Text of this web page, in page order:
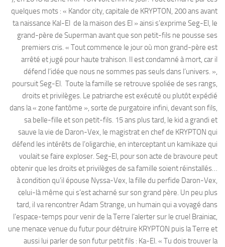
quelques mots : « Kandor city, capitale de KRYPTON, 200 ans avant
ta naissance Kal-El de la maison des El » ainsi s’exprime Seg-El, le
grand-père de Superman avant que son petit-fils ne pousse ses
premiers cris. « Tout commence le jour où mon grand-père est
arrêté et jugé pour haute trahison. Il est condamné à mort, car il
défend l’idée que nous ne sommes pas seuls dans l’univers. »,
poursuit Seg-El. Toute la famille se retrouve spoliée de ses rangs,
droits et privilèges. Le patriarche est exécuté ou plutôt expédié
dans la « zone fantôme », sorte de purgatoire infini, devant son fils,
sa belle-fille et son petit-fils. 15 ans plus tard, le kid a grandi et
sauve la vie de Daron-Vex, le magistrat en chef de KRYPTON qui
défend les intérêts de l’oligarchie, en interceptant un kamikaze qui
voulait se faire exploser. Seg-El, pour son acte de bravoure peut
obtenir que les droits et privilèges de sa famille soient réinstallés…
à condition qu’il épouse Nyssa-Vex, la fille du perfide Daron-Vex,
celui-là même qui s’est acharné sur son grand père. Un peu plus
tard, il va rencontrer Adam Strange, un humain qui a voyagé dans
l’espace-temps pour venir de la Terre l’alerter sur le cruel Brainiac,
une menace venue du futur pour détruire KRYPTON puis la Terre et
aussi lui parler de son futur petit fils : Ka-El. « Tu dois trouver la